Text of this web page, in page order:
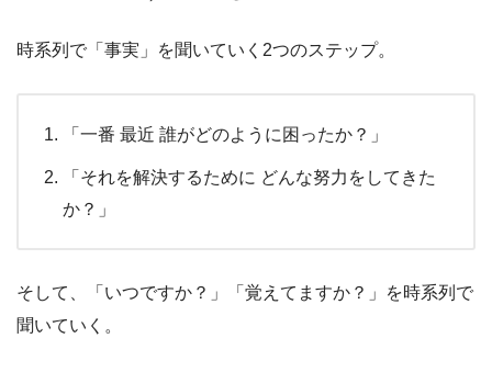
時系列で「事実」を聞いていく2つのステップ。
「一番 最近 誰がどのように困ったか？」
「それを解決するために どんな努力をしてきた
か？」
そして、「いつですか？」「覚えてますか？」を時系列で
聞いていく。